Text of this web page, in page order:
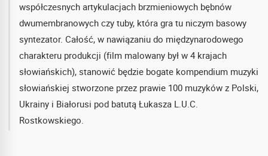
współczesnych artykulacjach brzmieniowych bębnów
dwumembranowych czy tuby, która gra tu niczym basowy
syntezator. Całość, w nawiązaniu do międzynarodowego
charakteru produkcji (film malowany był w 4 krajach
słowiańskich), stanowić będzie bogate kompendium muzyki
słowiańskiej stworzone przez prawie 100 muzyków z Polski,
Ukrainy i Białorusi pod batutą Łukasza L.U.C.
Rostkowskiego.